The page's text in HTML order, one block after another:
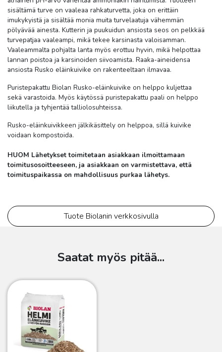
sisältämä turve on vaaleaa rahkaturvetta, joka on erittäin
imukykyistä ja sisältää monia muita turvelaatuja vähemmän
pölyävää ainesta. Kutterin ja puukuidun ansiosta seos on pelkkää
turvepatjaa vaaleampi, mikä tekee karsinasta valoisamman.
Vaaleammalta pohjalta lanta myös erottuu hyvin, mikä helpottaa
lannan poistoa ja karsinoiden siivoamista. Raaka-aineidensa
ansiosta Rusko eläinkuivike on rakenteeltaan ilmavaa.
Puristepakattu Biolan Rusko-eläinkuivike on helppo kuljettaa
sekä varastoida. Myös käytössä puristepakattu paali on helppo
liikutella ja tyhjentää talliolosuhteissa.
Rusko-eläinkuivikkeen jälkikäsittely on helppoa, sillä kuivike
voidaan kompostoida.
HUOM Lähetykset toimitetaan asiakkaan ilmoittamaan
toimitusosoitteeseen, ja asiakkaan on varmistettava, että
toimituspaikassa on mahdollisuus purkaa lähetys.
Tuote Biolanin verkkosivulla
Saatat myös pitää...